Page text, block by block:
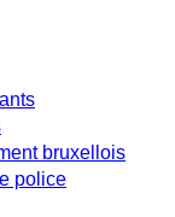
bruxellois
police